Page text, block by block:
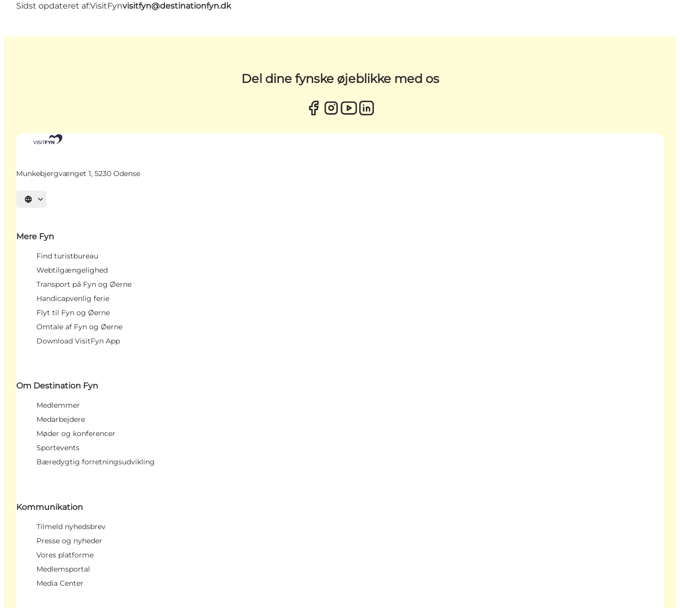
Sidst opdateret af:VisitFynvisitfyn@destinationfyn.dk
Del dine fynske øjeblikke med os
Munkebjergvænget 1, 5230 Odense
Vælg sprog
Mere Fyn
Find turistbureau
Webtilgængelighed
Transport på Fyn og Øerne
Handicapvenlig ferie
Flyt til Fyn og Øerne
Omtale af Fyn og Øerne
Download VisitFyn App
Om Destination Fyn
Medlemmer
Medarbejdere
Møder og konferencer
Sportevents
Bæredygtig forretningsudvikling
Kommunikation
Tilmeld nyhedsbrev
Presse og nyheder
Vores platforme
Medlemsportal
Media Center